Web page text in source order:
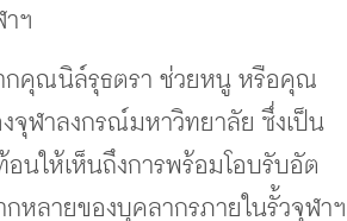
ฯ
คุณนิล์รุธตรา ช่วยหนู หรือคุณ
จุฬาลงกรณ์มหาวิทยาลัย ซึ่งเป็น
นให้เห็นถึงการพร้อมโอบรับอัต
ลายของบุคลากรภายในรั้วจุฬาฯ